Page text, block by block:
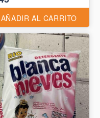
AÑADIR AL CARRITO